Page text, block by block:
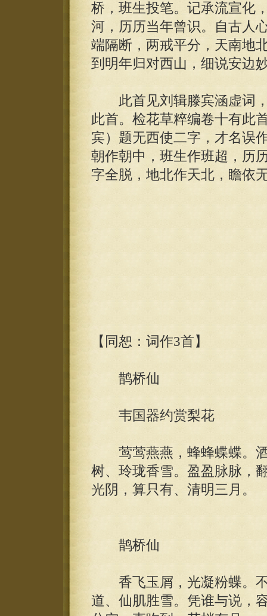
桥，班生投笔。记承流宣化
河，历历当年曾识。自古人
端隔断，两戒平分，天南地
到明年归对西山，细说安边
此首见刘辑滕宾涵虚词，
此首。检花草粹编卷十有此
宾）题无西使二字，才名误
朝作朝中，班生作班超，历
字全脱，地北作天北，瞻依
【同恕：词作3首】
鹊桥仙
韦国器约赏梨花
莺莺燕燕，蜂蜂蝶蝶。酒
树、玲珑香雪。盈盈脉脉，
光阴，算只有、清明三月。
鹊桥仙
香飞玉屑，光凝粉蝶。不
道、仙肌胜雪。凭谁与说，